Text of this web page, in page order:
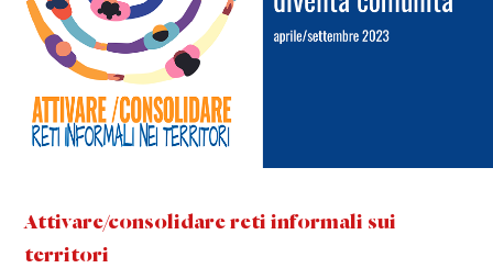
Attivare/consolidare reti informali sui
territori